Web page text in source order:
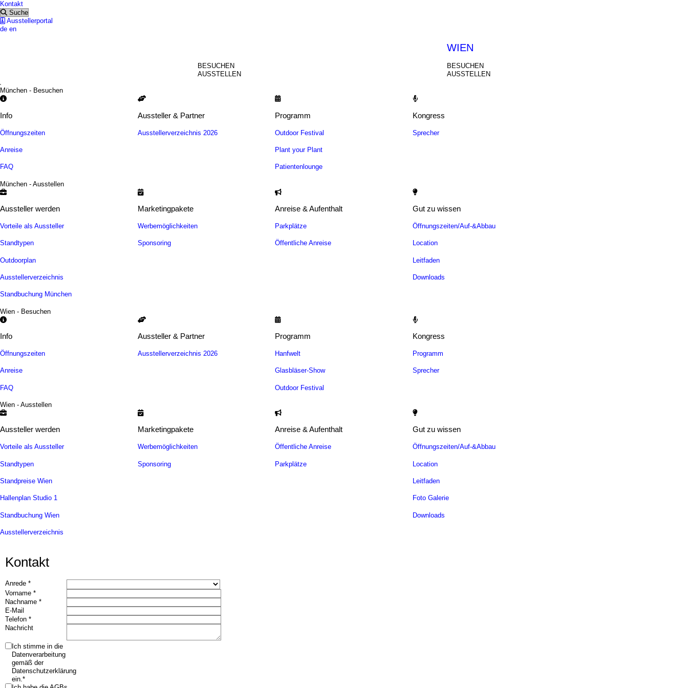
Kontakt
Suche
Ausstellerportal
de en
BESUCHEN
AUSSTELLEN
WIEN
BESUCHEN
AUSSTELLEN
München - Besuchen
Info
Öffnungszeiten
Anreise
FAQ
Aussteller & Partner
Ausstellerverzeichnis 2026
Programm
Outdoor Festival
Plant your Plant
Patientenlounge
Kongress
Sprecher
München - Ausstellen
Aussteller werden
Vorteile als Aussteller
Standtypen
Outdoorplan
Ausstellerverzeichnis
Standbuchung München
Marketingpakete
Werbemöglichkeiten
Sponsoring
Anreise & Aufenthalt
Parkplätze
Öffentliche Anreise
Gut zu wissen
Öffnungszeiten/Auf-&Abbau
Location
Leitfaden
Downloads
Wien - Besuchen
Info
Öffnungszeiten
Anreise
FAQ
Aussteller & Partner
Ausstellerverzeichnis 2026
Programm
Hanfwelt
Glasbläser-Show
Outdoor Festival
Kongress
Programm
Sprecher
Wien - Ausstellen
Aussteller werden
Vorteile als Aussteller
Standtypen
Standpreise Wien
Hallenplan Studio 1
Standbuchung Wien
Ausstellerverzeichnis
Marketingpakete
Werbemöglichkeiten
Sponsoring
Anreise & Aufenthalt
Öffentliche Anreise
Parkplätze
Gut zu wissen
Öffnungszeiten/Auf-&Abbau
Location
Leitfaden
Foto Galerie
Downloads
Kontakt
Anrede *
Vorname *
Nachname *
E-Mail
Telefon *
Nachricht
Ich stimme in die
Datenverarbeitung
gemäß der
Datenschutzerklärung
ein.*